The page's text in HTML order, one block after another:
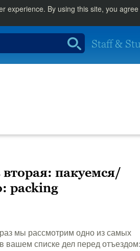
experience. By using this site, you
Staff &
пакуемся/
packing
мы рассмотрим одно из самых
вашем списке дел перед отъездом: